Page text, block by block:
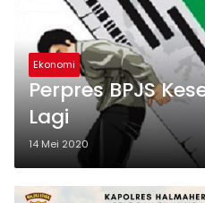
Ekonomi
Perpres BPJS
Lagi
14 Mei 2020